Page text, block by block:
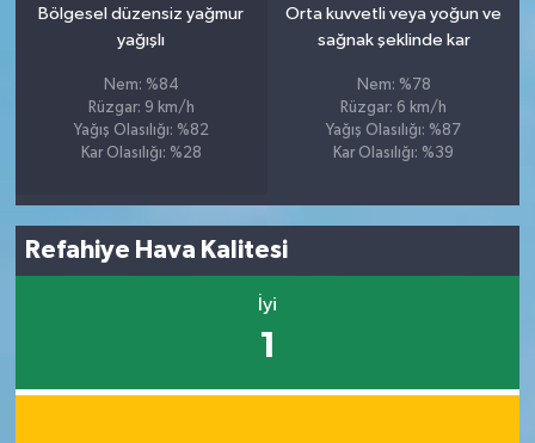
Bölgesel düzensiz yağmur
yağışlı
Nem: %84
Rüzgar: 9 km/h
Yağış Olasılığı: %82
Kar Olasılığı: %28
Orta kuvvetli veya yoğun ve
sağnak şeklinde kar
Nem: %78
Rüzgar: 6 km/h
Yağış Olasılığı: %87
Kar Olasılığı: %39
Refahiye Hava Kalitesi
İyi
1